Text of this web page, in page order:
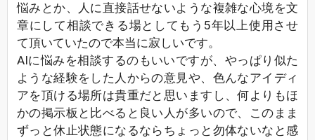
悩みとか、人に直接話せないような複雑な心境を文
章にして相談できる場としてもう5年以上使用させ
て頂いていたので本当に寂しいです。
AIに悩みを相談するのもいいですが、やっぱり似た
ような経験をした人からの意見や、色んなアイディ
アを頂ける場所は貴重だと思いますし、何よりもほ
かの掲示板と比べると良い人が多いので、このまま
ずっと休止状態になるならちょっと勿体ないなと感